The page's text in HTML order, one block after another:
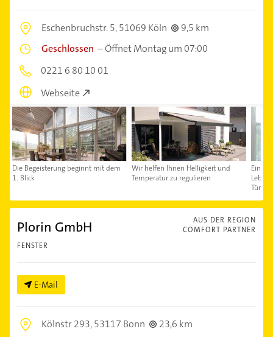
Eschenbruchstr. 5,51069 Köln
9,5 km
Geschlossen –Öffnet Montag um 07:00
0221 6 80 10 01
Webseite
Die Begeisterung beginnt mit dem
1. Blick
Wir helfen Ihnen Helligkeit und
Temperatur zu regulieren
Eine
Türen
AUS DER REGION
COMFORT PARTNER
Plorin GmbH
FENSTER
E-Mail
Kölnstr 293,53117 Bonn
23,6 km